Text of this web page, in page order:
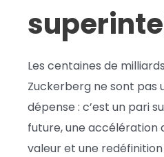
Les centaines de
Zuckerberg ne sont pas
dépense : c’est un pari
future, une accélération
valeur et une